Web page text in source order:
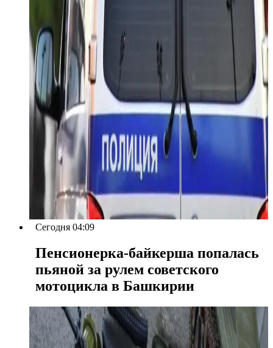
Сегодня 04:09
Пенсионерка-байкерша попалась
пьяной за рулем советского
мотоцикла в Башкирии